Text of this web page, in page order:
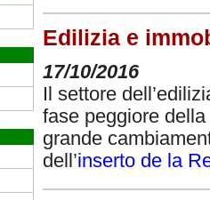
Edilizia e
17/10/2016
Il settore
fase peggiore
grande
dell’inserto de la